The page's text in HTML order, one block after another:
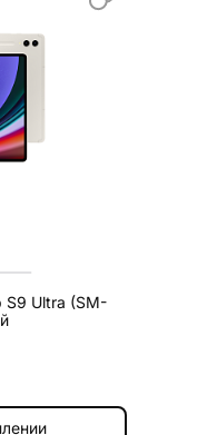
S9 Ultra (SM-